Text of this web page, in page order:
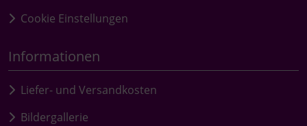
Cookie Einstellungen
Informationen
Liefer- und Versandkosten
Bildergallerie